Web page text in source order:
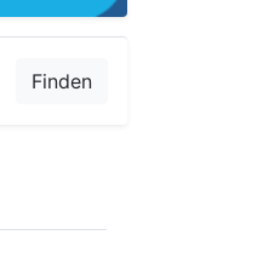
Finden